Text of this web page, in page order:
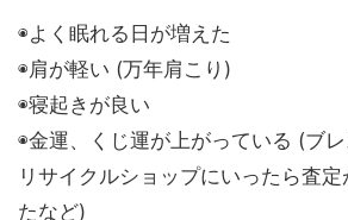
◉よく眠れる日が増えた
◉肩が軽い (万年肩こり)
◉寝起きが良い
◉金運、くじ運が上がっている (ブ
リサイクルショップにいったら査
たなど)